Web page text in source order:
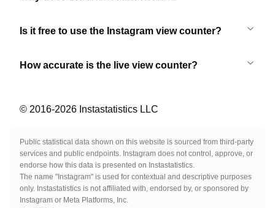
Is it free to use the Instagram view counter?
How accurate is the live view counter?
© 2016-2026 Instastatistics LLC
Public statistical data shown on this website is sourced from third-party
services and public endpoints. Instagram does not control, approve, or
endorse how this data is presented on Instastatistics.
The name "Instagram" is used for contextual and descriptive purposes
only. Instastatistics is not affiliated with, endorsed by, or sponsored by
Instagram or Meta Platforms, Inc.